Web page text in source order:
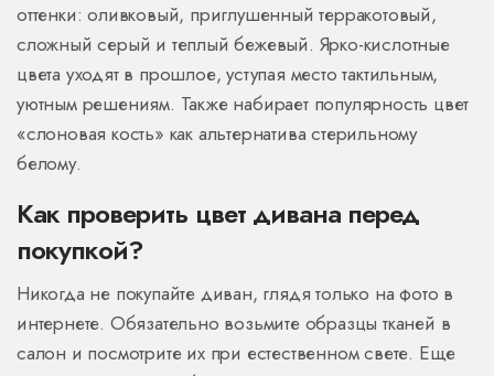
оттенки: оливковый, приглушенный терракотовый,
сложный серый и теплый бежевый. Ярко-кислотные
цвета уходят в прошлое, уступая место тактильным,
уютным решениям. Также набирает популярность цвет
«слоновая кость» как альтернатива стерильному
белому.
Как проверить цвет дивана перед
покупкой?
Никогда не покупайте диван, глядя только на фото в
интернете. Обязательно возьмите образцы тканей в
салон и посмотрите их при естественном свете. Еще